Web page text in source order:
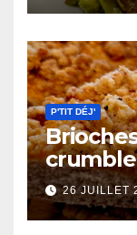
P'TIT DÉJ'
26 JUILLET